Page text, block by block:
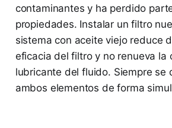
contaminantes y ha perdido
propiedades. Instalar un filtro
sistema con aceite viejo reduce
eficacia del filtro y no renueva la
lubricante del fluido. Siempre se
ambos elementos de forma